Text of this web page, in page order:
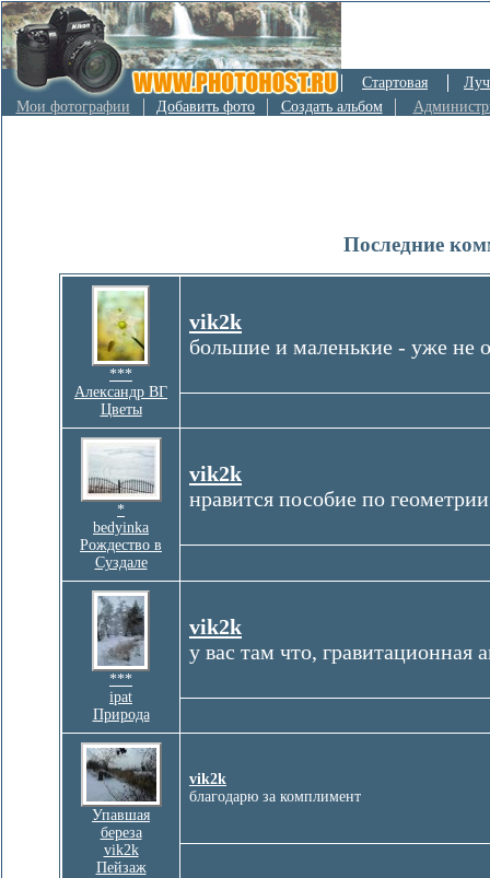
Стартовая
Мои фотографии
Добавить фото Создать альбом
Последние
***
Александр ВГ
Цветы
vik2k
большие и маленькие - уже не
*
bedyinka
Рождество в
Суздале
vik2k
нравится пособие по геометрии
***
ipat
Природа
vik2k
у вас там что, гравитационная
Упавшая
береза
vik2k
Пейзаж
vik2k
благодарю за комплимент